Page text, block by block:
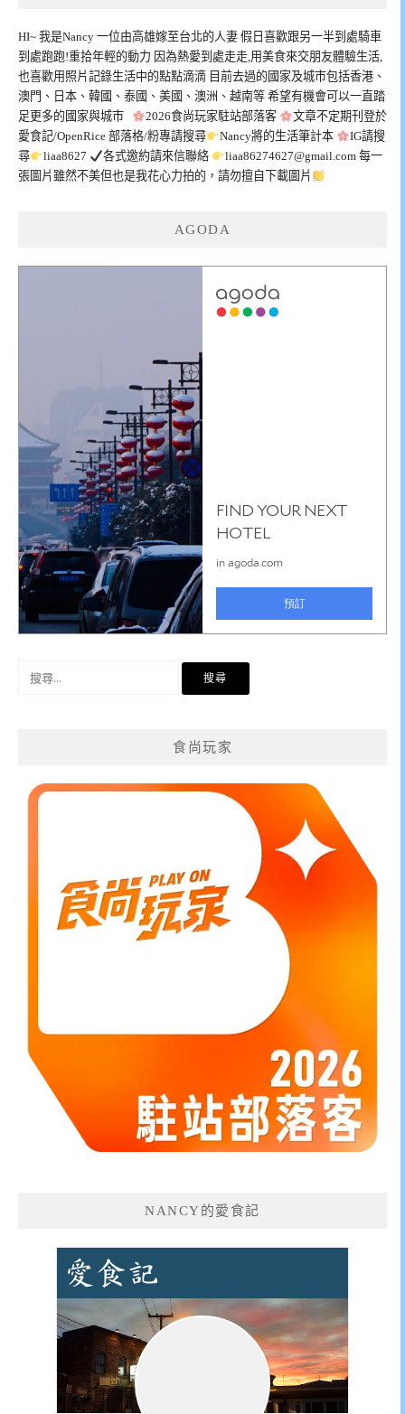
HI~ 我是Nancy 一位由高雄嫁至台北的人妻 假日喜歡跟另一半到處騎車
到處跑跑!重拾年輕的動力 因為熱愛到處走走,用美食來交朋友體驗生活,
也喜歡用照片記錄生活中的點點滴滴 目前去過的國家及城市包括香港、
澳門、日本、韓國、泰國、美國、澳洲、越南等 希望有機會可以一直踏
足更多的國家與城市
2026食尚玩家駐站部落客
文章不定期刊登於
愛食記/OpenRice 部落格/粉專請搜尋
Nancy將的生活筆計本
IG請搜
尋
liaa8627 各式邀約請來信聯絡 liaa86274627@gmail.com每一
張圖片雖然不美但也是我花心力拍的，請勿擅自下載圖片
AGODA
食尚玩家
NANCY的愛食記